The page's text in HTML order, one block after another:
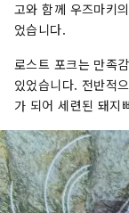
고와 함께 우즈마키
었습니다.
로스트 포크는 만족
있었습니다. 전반적
가 되어 세련된 돼지